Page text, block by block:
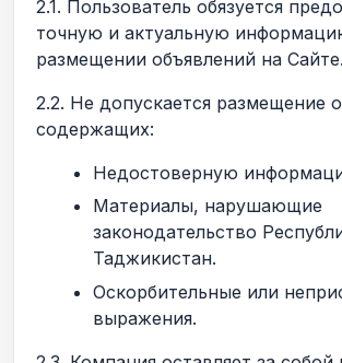
2.1. Пользователь обязуется
точную и актуальную
размещении объявлений на Сайте.
2.2. Не допускается размещение
содержащих:
Недостоверную
Материалы, нарушающие
законодательство
Таджикистан.
Оскорбительные или
выражения.